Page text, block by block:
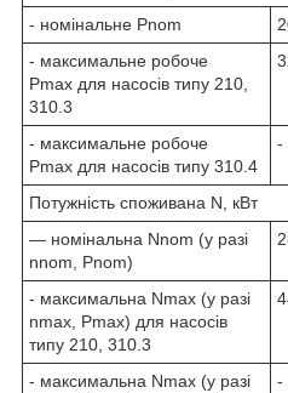
- номінальне Pnom
- максимальне робоче
Pmax для насосів типу 210,
310.3
- максимальне робоче
Pmax для насосів типу 310.4
-
Потужність споживана N, кВт
— номінальна Nnom (у разі
nnom, Pnom)
- максимальна Nmax (у разі
nmax, Pmax) для насосів
типу 210, 310.3
- максимальна Nmax (у разі
-